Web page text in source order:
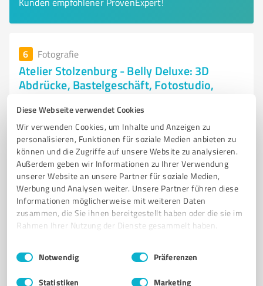
Diese Webseite verwendet Cookies
Wir verwenden Cookies, um Inhalte und Anzeigen zu
personalisieren, Funktionen für soziale Medien anbieten zu
können und die Zugriffe auf unsere Website zu analysieren.
Außerdem geben wir Informationen zu Ihrer Verwendung
unserer Website an unsere Partner für soziale Medien,
Werbung und Analysen weiter. Unsere Partner führen diese
Informationen möglicherweise mit weiteren Daten
zusammen, die Sie ihnen bereitgestellt haben oder die sie im
Rahmen Ihrer Nutzung der Dienste gesammelt haben.
Impressum Datenschutzbestimmungen
Einwilligungsauswahl
Notwendig Präferenzen
Statistiken Marketing
6 Fotografie
Atelier Stolzenburg - Belly Deluxe: 3D
Abdrücke, Bastelgeschäft, Fotostudio,
Kurse
3D Abdrücke, Fotostudio und kreative Kurse in
Karlsruhe bei Belly Deluxe
FOTOSTUDIO 3D ABDRUCK GIPSABDRUCK BABYBAUCH
KREATIVE KURSE
KINDERGEBURTSTAG FAMILIENFOTOGRAFIE ERINNERUNGSSTÜCKE
KARLSRUHE
Tel. 0721 38144330
info@bellydeluxe.de